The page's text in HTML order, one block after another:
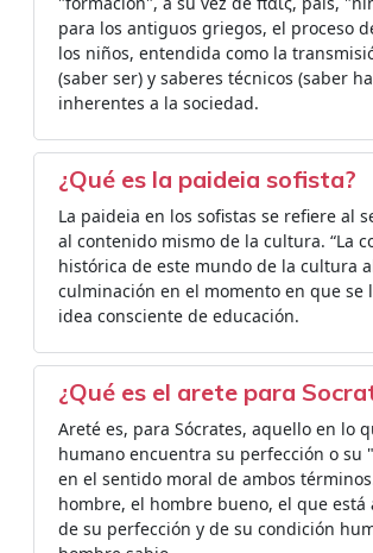
para los antiguos griegos, el proceso
los niños, entendida como la
(saber ser) y saberes técnicos (saber
inherentes a la sociedad.
¿Qué es la paideia sofista?
La paideia en los sofistas se refiere al
al contenido mismo de la cultura. “La
histórica de este mundo de la cultura
culminación en el momento en que se
idea consciente de educación.
¿Qué es el arete para
Areté es, para Sócrates, aquello en lo
humano encuentra su perfección o su
en el sentido moral de ambos
hombre, el hombre bueno, el que está
de su perfección y de su condición